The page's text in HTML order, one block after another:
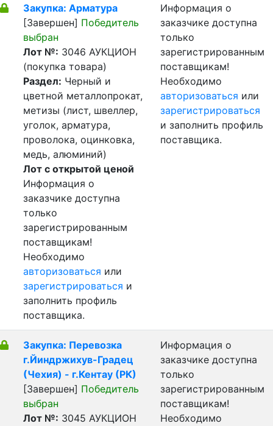
Закупка: Арматура
[Завершен] Победитель
выбран
Лот №: 3046 АУКЦИОН
(покупка товара)
Раздел: Черный и
цветной металлопрокат,
метизы (лист, швеллер,
уголок, арматура,
проволока, оцинковка,
медь, алюминий)
Лот с открытой ценой
Информация о
заказчике доступна
только
зарегистрированным
поставщикам!
Необходимо
авторизоваться или
зарегистрироваться и
заполнить профиль
поставщика.
Информация о
заказчике доступна
только
зарегистрированным
поставщикам!
Необходимо
авторизоваться или
зарегистрироваться
и заполнить профиль
поставщика.
Закупка: Перевозка
г.Йиндржихув-Градец
(Чехия) - г.Кентау (РК)
[Завершен] Победитель
выбран
Лот №: 3045 АУКЦИОН
Информация о
заказчике доступна
только
зарегистрированным
поставщикам!
Необходимо